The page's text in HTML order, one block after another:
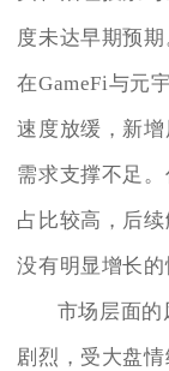
度未达早期预
在GameFi与元
速度放缓，新
需求支撑不足
占比较高，后
没有明显增长的
市场层面的
剧烈，受大盘